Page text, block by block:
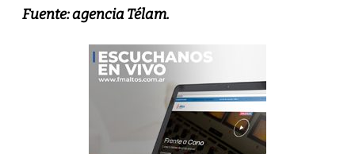
Fuente: agencia Télam.